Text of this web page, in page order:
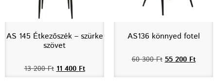
AS 145 Étkezőszék – szürke
szövet
13 200Ft 11 400Ft
AS136 könnyed fotel
60 300Ft 55 200Ft